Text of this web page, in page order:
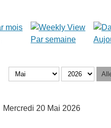
Par semaine
Mercredi 20 Mai 2026